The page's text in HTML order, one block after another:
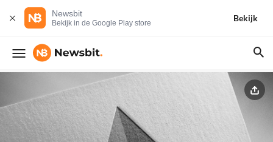
Newsbit
Bekijk in de Google Play store
Bekijk